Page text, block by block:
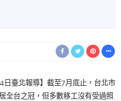
日臺北報導】截至7月底止，台北市
全台之冠，但多數移工沒有受過照